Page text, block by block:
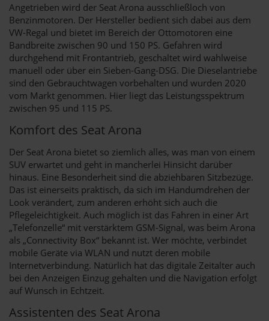
Angetrieben wird der Seat Arona ausschließloch von
Benzinmotoren. Der Hersteller bedient sich dabei aus dem
VW-Regal und bietet im Bereich der Ottomotoren eine
Bandbreite zwischen 90 und 150 PS. Gefahren wird
durchgehend mit Frontantrieb, geschaltet wird wahlweise
manuell oder über ein Sieben-Gang-DSG. Die Dieselantriebe
sind den Gebrauchtwagen vorbehalten und wurden 2020
vom Markt genommen. Hier liegt das Leistungsspektrum
zwischen 95 und 115 PS.
Komfort des Seat Arona
Der Seat Arona bietet so ziemlich alles, was man von einem
SUV erwartet und geht in mancherlei Hinsicht darüber
hinaus. Eine Besonderheit sind die abziehbaren Sitzbezüge.
Das ist einerseits praktisch, da sich im Handumdrehen der
Look verändert, zum anderen erhöht sich auch die
Pflegeleichtigkeit. Auch möglich ist das Fahren in einer Art
„Telefonzelle“ mit verstärktem GSM-Signal, was beim Arona
als „Connectivity Box“ bekannt ist. Wer möchte, verbindet
mobile Geräte via WLAN und nutzt deren mobile
Internetverbindung. Natürlich hat das digitale Zeitalter auch
bei den Anzeigen Einzug gehalten und die Navigation erfolgt
auf Wunsch in Echtzeit.
Assistenten des Seat Arona